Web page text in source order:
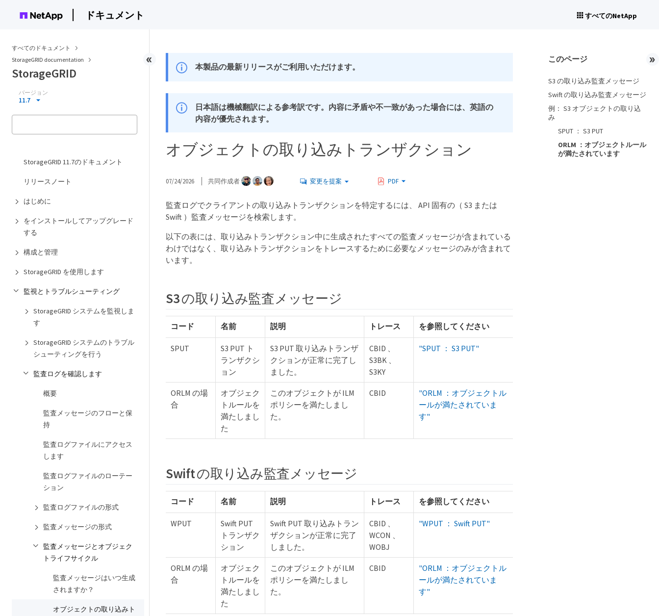
ドキュメント すべてのNetApp
すべてのドキュメント
StorageGRID documentation
StorageGRID
バージョン
11.7
StorageGRID 11.7のドキュメント
リリースノート
はじめに
をインストールしてアップグレード
する
構成と管理
StorageGRID を使用します
監視とトラブルシューティング
StorageGRID システムを監視しま
す
StorageGRID システムのトラブル
シューティングを行う
監査ログを確認します
概要
監査メッセージのフローと保
持
監査ログファイルにアクセス
します
監査ログファイルのローテー
ション
監査ログファイルの形式
監査メッセージの形式
監査メッセージとオブジェク
トライフサイクル
監査メッセージはいつ生成
されますか？
オブジェクトの取り込みト
本製品の最新リリースがご利用いただけます。
日本語は機械翻訳による参考訳です。内容に矛盾や不一致があった場合には、英語の
内容が優先されます。
オブジェクトの取り込みトランザクション
07/24/2026 共同作成者 変更を提案 PDF
監査ログでクライアントの取り込みトランザクションを特定するには、 API 固有の（ S3 または
Swift ）監査メッセージを検索します。
以下の表には、取り込みトランザクション中に生成されたすべての監査メッセージが含まれている
わけではなく、取り込みトランザクションをトレースするために必要なメッセージのみが含まれて
います。
S3 の取り込み監査メッセージ
コード 名前 説明 トレース を参照してください
SPUT
S3 PUT ト
ランザクシ
ョン
S3 PUT 取り込みトランザ
クションが正常に完了し
ました。
CBID 、
S3BK 、
S3KY
"SPUT ： S3 PUT"
ORLM の場
合
オブジェク
トルールを
満たしまし
た
このオブジェクトが ILM
ポリシーを満たしまし
た。
CBID
"ORLM ：オブジェクトル
ールが満たされていま
す"
Swift の取り込み監査メッセージ
コード 名前 説明 トレース を参照してください
WPUT
Swift PUT
トランザク
ション
Swift PUT 取り込みトラン
ザクションが正常に完了
しました。
CBID 、
WCON 、
WOBJ
"WPUT ： Swift PUT"
ORLM の場
合
オブジェク
トルールを
満たしまし
た
このオブジェクトが ILM
ポリシーを満たしまし
た。
CBID
"ORLM ：オブジェクトル
ールが満たされていま
す"
このページ
S3 の取り込み監査メッセージ
Swift の取り込み監査メッセージ
例： S3 オブジェクトの取り込
み
SPUT ： S3 PUT
ORLM ：オブジェクトルール
が満たされています